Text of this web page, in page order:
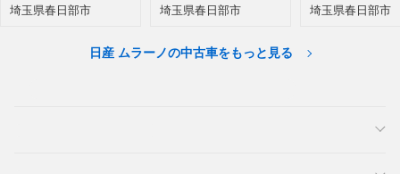
埼玉県春日部市 埼玉県春日部市 埼玉県春日部市
日産 ムラーノの中古車をもっと見る